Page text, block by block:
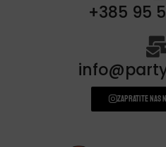
+385 95
Zapratite nas